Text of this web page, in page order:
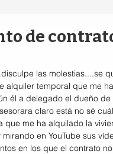
de
las molestias....se
alquiler temporal que me
él a delegado el dueño de
claro está no sé
que me ha alquilado la
en YouTube sus
en los que el contrato